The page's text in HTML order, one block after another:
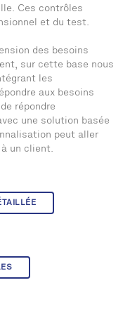
Ces contrôles
et du test.
des besoins
sur cette base nous
les
aux besoins
répondre
une solution basée
peut aller
à un client.